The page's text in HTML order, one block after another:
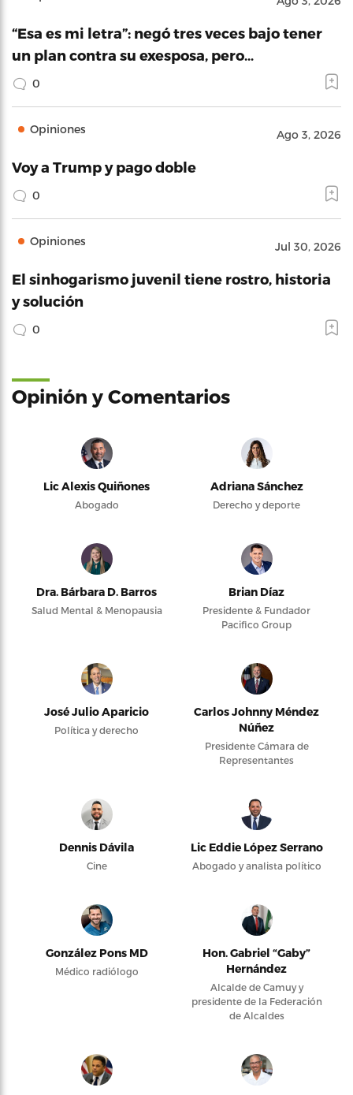
“Esa es mi letra”: negó tres veces bajo tener
un plan contra su exesposa, pero…
0
Opiniones Ago 3, 2026
Voy a Trump y pago doble
0
Opiniones Jul 30, 2026
El sinhogarismo juvenil tiene rostro, historia
y solución
0
Opinión y Comentarios
Lic Alexis Quiñones
Abogado
Adriana Sánchez
Derecho y deporte
Dra. Bárbara D. Barros
Salud Mental & Menopausia
Brian Díaz
Presidente & Fundador
Pacifico Group
José Julio Aparicio
Política y derecho
Carlos Johnny Méndez
Núñez
Presidente Cámara de
Representantes
Dennis Dávila
Cine
Lic Eddie López Serrano
Abogado y analista político
González Pons MD
Médico radiólogo
Hon. Gabriel “Gaby”
Hernández
Alcalde de Camuy y
presidente de la Federación
de Alcaldes